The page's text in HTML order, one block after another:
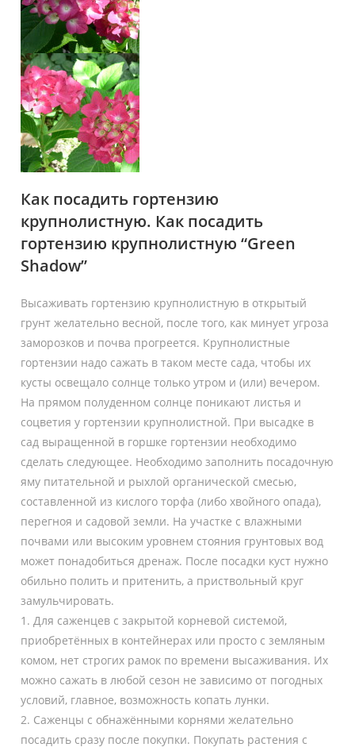
Как посадить гортензию
крупнолистную. Как посадить
гортензию крупнолистную “Green
Shadow”
Высаживать гортензию крупнолистную в открытый
грунт желательно весной, после того, как минует угроза
заморозков и почва прогреется. Крупнолистные
гортензии надо сажать в таком месте сада, чтобы их
кусты освещало солнце только утром и (или) вечером.
На прямом полуденном солнце поникают листья и
соцветия у гортензии крупнолистной. При высадке в
сад выращенной в горшке гортензии необходимо
сделать следующее. Необходимо заполнить посадочную
яму питательной и рыхлой органической смесью,
составленной из кислого торфа (либо хвойного опада),
перегноя и садовой земли. На участке с влажными
почвами или высоким уровнем стояния грунтовых вод
может понадобиться дренаж. После посадки куст нужно
обильно полить и притенить, а приствольный круг
замульчировать.
1. Для саженцев с закрытой корневой системой,
приобретённых в контейнерах или просто с земляным
комом, нет строгих рамок по времени высаживания. Их
можно сажать в любой сезон не зависимо от погодных
условий, главное, возможность копать лунки.
2. Саженцы с обнажёнными корнями желательно
посадить сразу после покупки. Покупать растения с